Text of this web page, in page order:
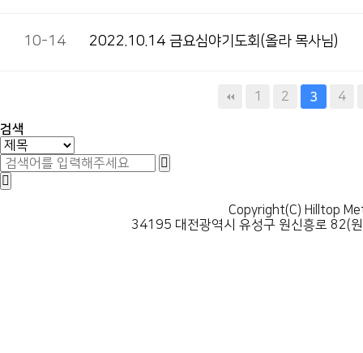
10-14 2022.10.14 금요심야기도회(올라 목사님)
1 2 3 4
검색
Copyright(C) Hilltop
34195 대전광역시 유성구 원신흥로